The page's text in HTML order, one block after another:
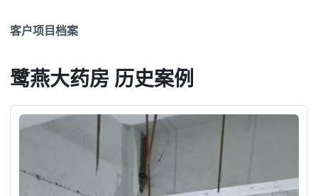
客户项目档案
鹭燕大药房 历史案例